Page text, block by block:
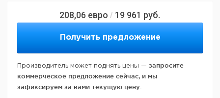
208,06 евро / 19 961 руб.
Получить предложение
Производитель может поднять цены — запросите
коммерческое предложение сейчас, и мы
зафиксируем за вами текущую цену.